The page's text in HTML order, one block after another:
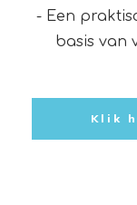
- Een
basis van
Klik